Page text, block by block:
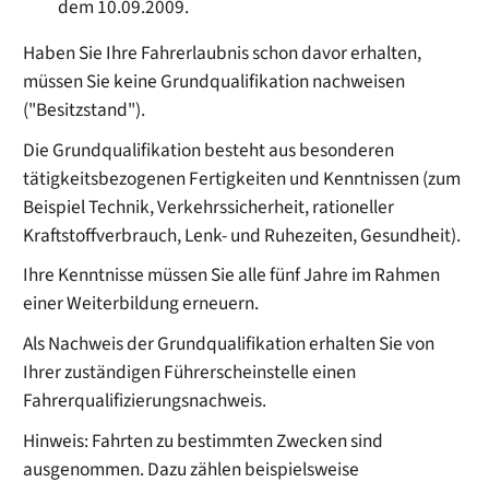
dem 10.09.2009.
Haben Sie Ihre Fahrerlaubnis schon davor erhalten,
müssen Sie keine Grundqualifikation nachweisen
("Besitzstand").
Die Grundqualifikation besteht aus besonderen
tätigkeitsbezogenen Fertigkeiten und Kenntnissen (zum
Beispiel Technik, Verkehrssicherheit, rationeller
Kraftstoffverbrauch, Lenk- und Ruhezeiten, Gesundheit).
Ihre Kenntnisse müssen Sie alle fünf Jahre im Rahmen
einer Weiterbildung erneuern.
Als Nachweis der Grundqualifikation erhalten Sie von
Ihrer zuständigen Führerscheinstelle einen
Fahrerqualifizierungsnachweis.
Hinweis: Fahrten zu bestimmten Zwecken sind
ausgenommen. Dazu zählen beispielsweise